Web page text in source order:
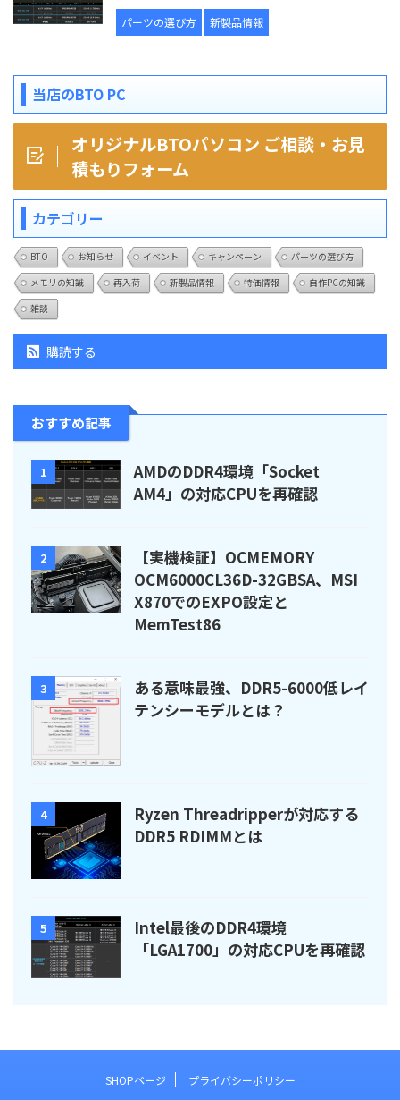
パーツの選び方 新製品情報
当店のBTO PC
オリジナルBTOパソコン ご相談・お見
積もりフォーム
カテゴリー
BTO お知らせ イベント キャンペーン
パーツの選び方
メモリの知識
再入荷 新製品情報 特価情報
自作PCの知識
雑談
購読する
おすすめ記事
1
AMDのDDR4環境「Socket
AM4」の対応CPUを再確認
2
【実機検証】OCMEMORY
OCM6000CL36D-32GBSA、MSI
X870でのEXPO設定と
MemTest86
3
ある意味最強、DDR5-6000低レイ
テンシーモデルとは？
4
Ryzen Threadripperが対応する
DDR5 RDIMMとは
5
Intel最後のDDR4環境
「LGA1700」の対応CPUを再確認
SHOPページ プライバシーポリシー